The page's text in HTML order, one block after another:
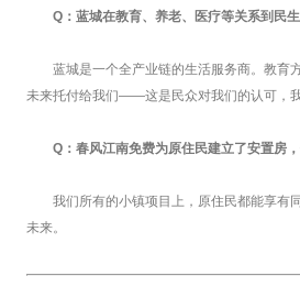
Q：蓝城在教育、养老、医疗等关系到民
蓝城是一个全产业链的生活服务商。教育
未来托付给我们——这是民众对我们的认可，
Q：春风江南免费为原住民建立了安置房
我们所有的小镇项目上，原住民都能享有
未来。